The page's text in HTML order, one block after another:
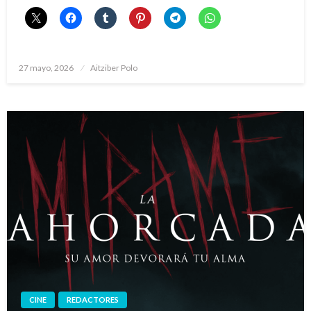
Publicado
27 mayo, 2026 Aitziber Polo
CINE REDACTORES